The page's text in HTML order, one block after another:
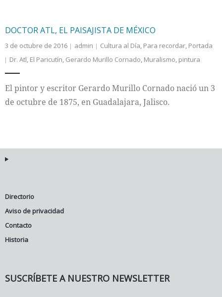
Nacional
Internacional
DOCTOR ATL, EL PAISAJISTA DE MÉXICO
3 de octubre de 2016 admin Cultura al Día, Para recordar, Portada
Dr. Atl, El Paricutín, Gerardo Murillo Cornado, Muralismo, pintura
El pintor y escritor Gerardo Murillo Cornado nació un 3
de octubre de 1875, en Guadalajara, Jalisco.
Directorio
Aviso de privacidad
Contacto
Historia
SUSCRÍBETE A NUESTRO NEWSLETTER